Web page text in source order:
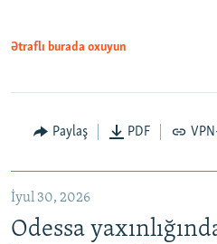
Ətraflı burada oxuyun
Paylaş PDF
İyul 30, 2026
Odessa